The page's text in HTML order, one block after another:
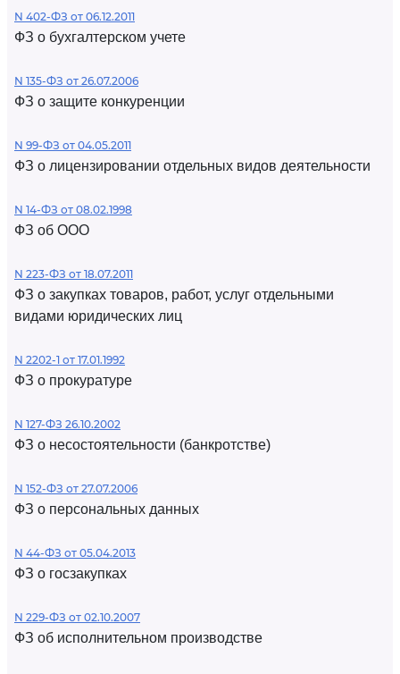
N 402-ФЗ от 06.12.2011
ФЗ о бухгалтерском учете
N 135-ФЗ от 26.07.2006
ФЗ о защите конкуренции
N 99-ФЗ от 04.05.2011
ФЗ о лицензировании отдельных видов деятельности
N 14-ФЗ от 08.02.1998
ФЗ об ООО
N 223-ФЗ от 18.07.2011
ФЗ о закупках товаров, работ, услуг отдельными
видами юридических лиц
N 2202-1 от 17.01.1992
ФЗ о прокуратуре
N 127-ФЗ 26.10.2002
ФЗ о несостоятельности (банкротстве)
N 152-ФЗ от 27.07.2006
ФЗ о персональных данных
N 44-ФЗ от 05.04.2013
ФЗ о госзакупках
N 229-ФЗ от 02.10.2007
ФЗ об исполнительном производстве